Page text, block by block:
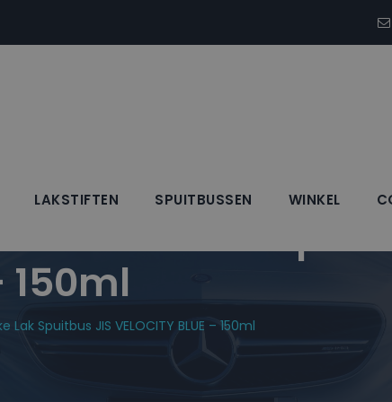
LAKSTIFTEN SPUITBUSSEN WINKEL
+ Blanke Lak
150ml
Lak Spuitbus JIS VELOCITY BLUE – 150ml